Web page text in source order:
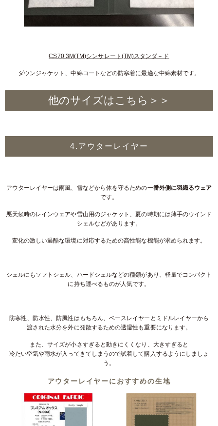
CS70 3M(TM)シンサレート(TM)スタンダ－ド
ダウンジャケット、中綿コートなどの防寒着に最適な中綿素材です。
他のサイズはこちら＞＞
4.アウターレイヤー
アウターレイヤーは雨風、雪などから体を守るための一番外側に羽織るウェア
です。
悪天候時のレインウェアや雪山用のジャケット、夏の時期には薄手のウインド
シェルなどがあります。
変化の激しい過酷な環境に対応するための高性能な機能が求められます。
シェルにもソフトシェル、ハードシェルなどの種類があり、軽量でコンパクト
に持ち運べるものが人気です。
防寒性、防水性、防風性はもちろん、ベースレイヤーとミドルレイヤーから
渡された水分を外に発散するための透湿性も重要になります。
また、サイズが小さすぎると動きにくくなり、大きすぎると
冷たい空気や雨水が入ってきてしまうので試着して購入するようにしましょ
う。
アウターレイヤーにおすすめの生地